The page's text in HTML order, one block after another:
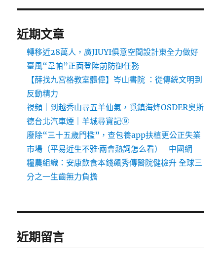
近期文章
轉移近28萬人，廣JIUYI俱意空間設計東全力做好
臺風“韋帕”正面登陸前防御任務
【薛找九宮格教室體偉】岑山書院 ：從傳統文明到
反動精力
視頻｜到越秀山尋五羊仙氣，覓鎮海烽OSDER奧斯
德台北汽車煙｜羊城尋寶記⑨
廢除“三十五歲門檻”，查包養app扶植更公正失業
市場（平易近生不雅·兩會熱詞怎么看）_中國網
糧農組織：安康飲食本錢飆秀傳醫院健檢升 全球三
分之一生齒無力負擔
近期留言